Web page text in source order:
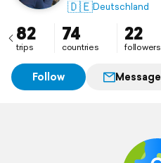
🇩🇪Deutschland
82
trips
74
countries
22
followers
Follow Message